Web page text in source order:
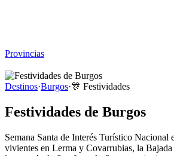
Provincias
Destinos·Burgos·🎊 Festividades
Festividades de Burgos
Semana Santa de Interés Turístico Nacional
vivientes en Lerma y Covarrubias, la